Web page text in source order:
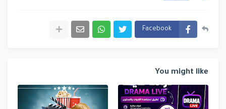
Facebook
You might like